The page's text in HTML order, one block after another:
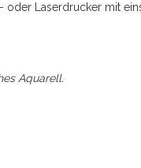
oder Laserdrucker mit
Aquarell.